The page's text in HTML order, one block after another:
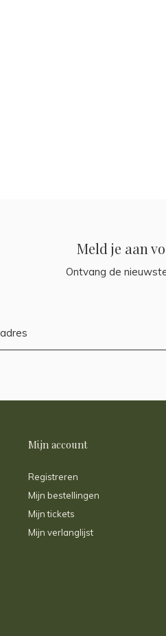
Meld je aan
Ontvang de
Mijn account
Registreren
Mijn bestellingen
Mijn tickets
Mijn verlanglijst